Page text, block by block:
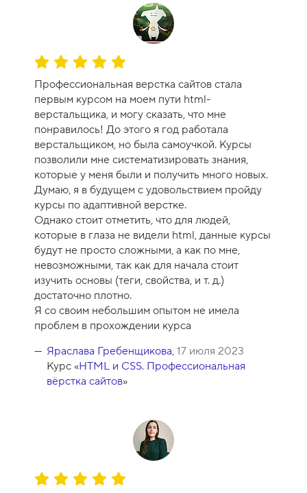
О
ц
е
н
к
а
к
у
р
с
а
-
1
0
Профессиональная верстка сайтов стала
первым курсом на моем пути html-
верстальщика, и могу сказать, что мне
понравилось! До этого я год работала
верстальщиком, но была самоучкой. Курсы
позволили мне систематизировать знания,
которые у меня были и получить много новых.
Думаю, я в будущем с удовольствием пройду
курсы по адаптивной верстке.
Однако стоит отметить, что для людей,
которые в глаза не видели html, данные курсы
будут не просто сложными, а как по мне,
невозможными, так как для начала стоит
изучить основы (теги, свойства, и т. д.)
достаточно плотно.
Я со своим небольшим опытом не имела
проблем в прохождении курса
Яраслава Гребенщикова, 17 июля 2023
Курс «HTML и CSS. Профессиональная
вёрстка сайтов»
О